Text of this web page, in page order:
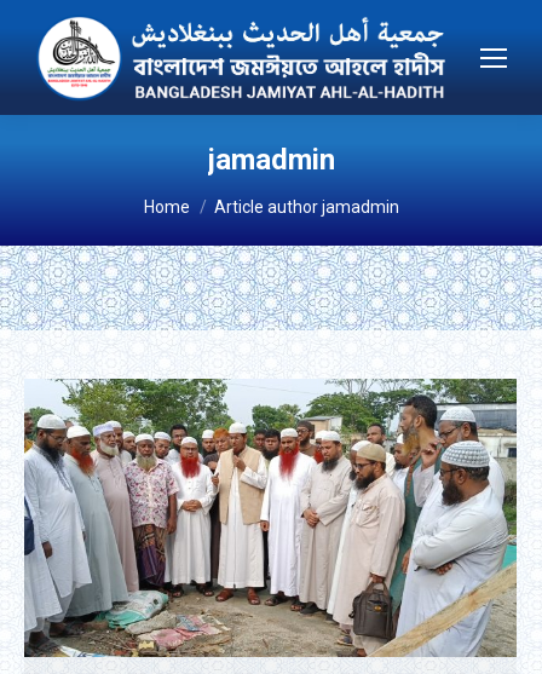
jamadmin
You are here:
Home Article author jamadmin